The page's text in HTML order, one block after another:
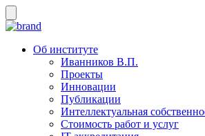
Об институте
Иванников В.П.
Проекты
Инновации
Публикации
Интеллектуальная
Стоимость работ и услуг